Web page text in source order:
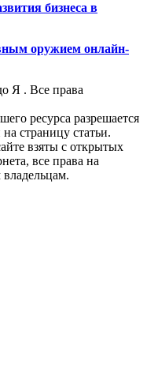
бизнеса в
оружием онлайн-
Я . Все права
ресурса разрешается
страницу статьи.
взяты с открытых
все права на